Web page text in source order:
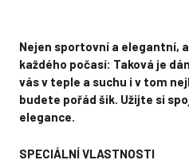
Nejen sportovní a elegantní,
každého počasí: Taková je
vás v teple a suchu i v tom
budete pořád šik. Užijte si
elegance.
SPECIÁLNÍ VLASTNOSTI